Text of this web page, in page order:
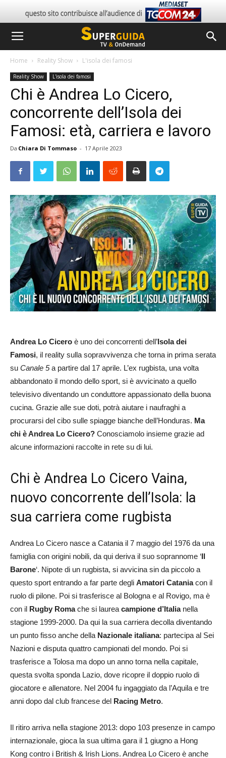
Home Reality Show L'isola dei famosi
Reality Show L'isola dei famosi
Chi è Andrea Lo Cicero,
concorrente dell’Isola dei
Famosi: età, carriera e lavoro
Da Chiara Di Tommaso - 17 Aprile 2023
Andrea Lo Cicero è uno dei concorrenti dell’Isola dei
Famosi, il reality sulla sopravvivenza che torna in prima serata
su Canale 5a partire dal 17 aprile. L’ex rugbista, una volta
abbandonato il mondo dello sport, si è avvicinato a quello
televisivo diventando un conduttore appassionato della buona
cucina. Grazie alle sue doti, potrà aiutare i naufraghi a
procurarsi del cibo sulle spiagge bianche dell’Honduras. Ma
chi è Andrea Lo Cicero? Conosciamolo insieme grazie ad
alcune informazioni raccolte in rete su di lui.
Chi è Andrea Lo Cicero Vaina,
nuovo concorrente dell’Isola: la
sua carriera come rugbista
Andrea Lo Cicero nasce a Catania il 7 maggio del 1976 da una
famiglia con origini nobili, da qui deriva il suo soprannome ‘Il
Barone‘. Nipote di un rugbista, si avvicina sin da piccolo a
questo sport entrando a far parte degli Amatori Cataniacon il
ruolo di pilone. Poi si trasferisce al Bologna e al Rovigo, ma è
con il Rugby Romache si laurea campione d’Italianella
stagione 1999-2000. Da qui la sua carriera decolla diventando
un punto fisso anche della Nazionale italiana: partecipa al Sei
Nazioni e disputa quattro campionati del mondo. Poi si
trasferisce a Tolosa ma dopo un anno torna nella capitale,
questa svolta sponda Lazio, dove ricopre il doppio ruolo di
giocatore e allenatore. Nel 2004 fu ingaggiato da l’Aquila e tre
anni dopo dal club francese del Racing Metro.
Il ritiro arriva nella stagione 2013: dopo 103 presenze in campo
internazionale, gioca la sua ultima gara il 1 giugno a Hong
Kong contro i British & Irish Lions. Andrea Lo Cicero è anche